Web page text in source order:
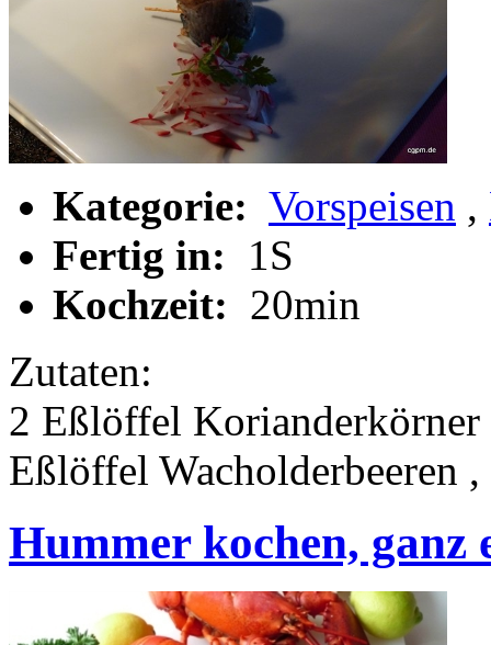
Kategorie: Vorspeisen ,
Fertig in:
1S
Kochzeit: 20min
Zutaten:
2 Eßlöffel
Eßlöffel Wacholderbeeren
Hummer kochen, ganz